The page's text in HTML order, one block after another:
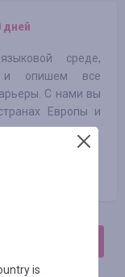
дней
среде,
и опишем все
С нами вы
Европы и
is